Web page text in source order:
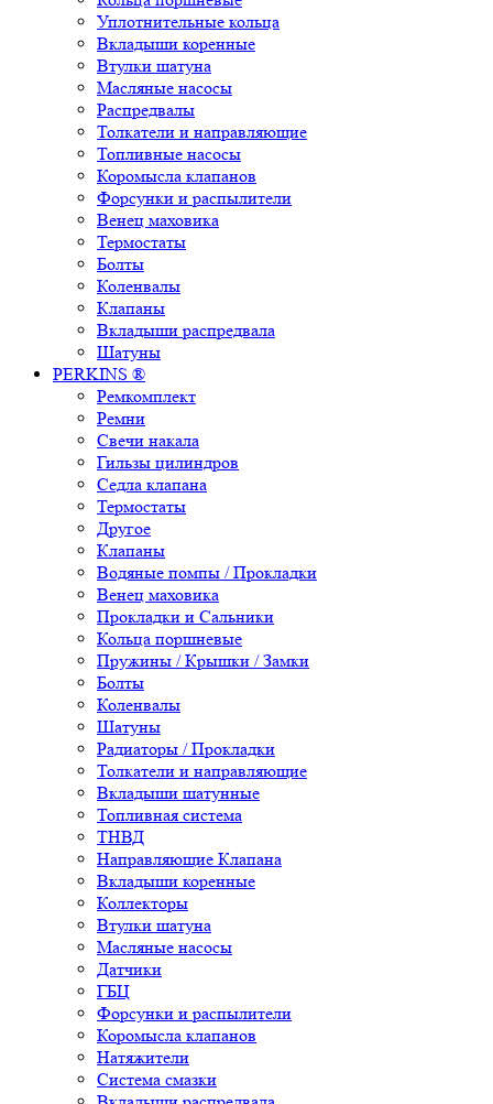
Уплотнительные кольца
Вкладыши коренные
Втулки шатуна
Масляные насосы
Распредвалы
Толкатели и направляющие
Топливные насосы
Коромысла клапанов
Форсунки и распылители
Венец маховика
Термостаты
Болты
Коленвалы
Клапаны
Вкладыши распредвала
Шатуны
PERKINS ®
Ремкомплект
Ремни
Свечи накала
Гильзы цилиндров
Седла клапана
Термостаты
Другое
Клапаны
Водяные помпы / Прокладки
Венец маховика
Прокладки и Сальники
Кольца поршневые
Пружины / Крышки / Замки
Болты
Коленвалы
Шатуны
Радиаторы / Прокладки
Толкатели и направляющие
Вкладыши шатунные
Топливная система
ТНВД
Направляющие Клапана
Вкладыши коренные
Коллекторы
Втулки шатуна
Масляные насосы
Датчики
ГБЦ
Форсунки и распылители
Коромысла клапанов
Натяжители
Система смазки